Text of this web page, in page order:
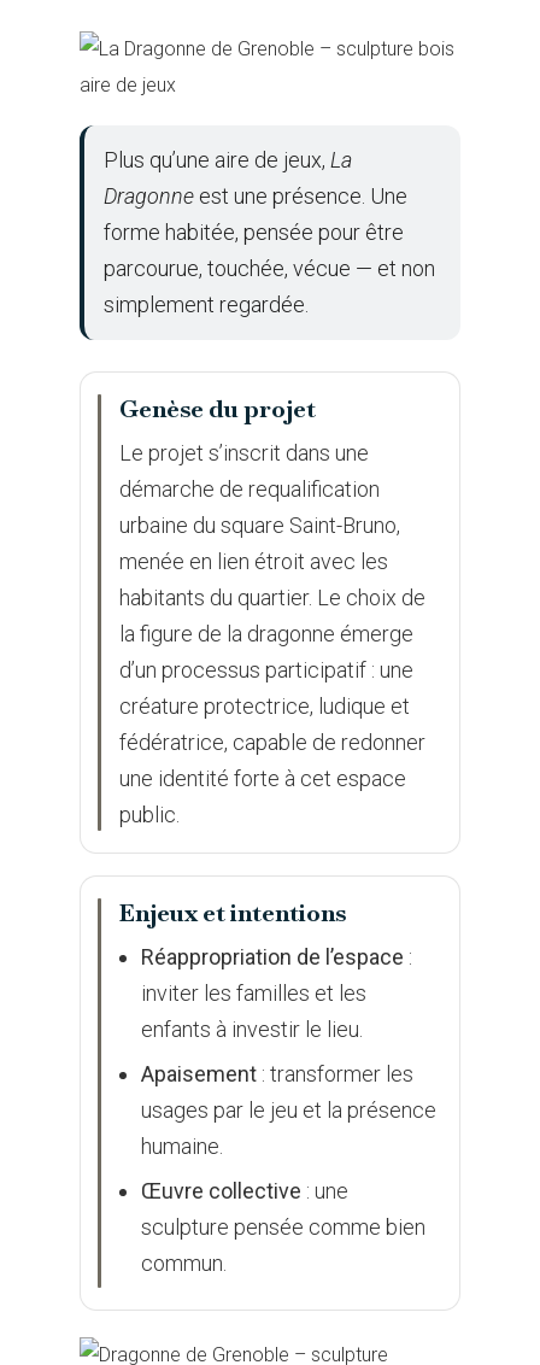
Plus qu’une aire de jeux, La
Dragonne est une présence. Une
forme habitée, pensée pour être
parcourue, touchée, vécue — et non
simplement regardée.
Genèse du projet
Le projet s’inscrit dans une
démarche de requalification
urbaine du square Saint-Bruno,
menée en lien étroit avec les
habitants du quartier. Le choix de
la figure de la dragonne émerge
d’un processus participatif : une
créature protectrice, ludique et
fédératrice, capable de redonner
une identité forte à cet espace
public.
Enjeux et intentions
Réappropriation de l’espace :
inviter les familles et les
enfants à investir le lieu.
Apaisement : transformer les
usages par le jeu et la présence
humaine.
Œuvre collective : une
sculpture pensée comme bien
commun.